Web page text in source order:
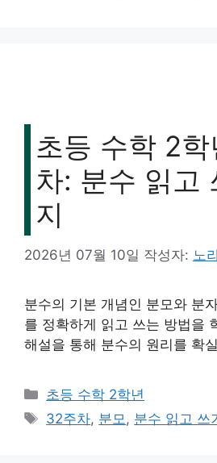
초등 수학 2
차: 분수 읽고
지
2026년 07월 10일 작성자: 노
분수의 기본 개념인 분모와 분
를 정확하게 읽고 쓰는 방법을
해설을 통해 분수의 원리를 확
카
테
초등 수학 2학년
태
32주차, 분모 , 분수 읽고 쓰